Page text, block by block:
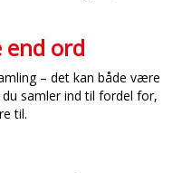
end ord
– det kan både være
samler ind til fordel for,
til.